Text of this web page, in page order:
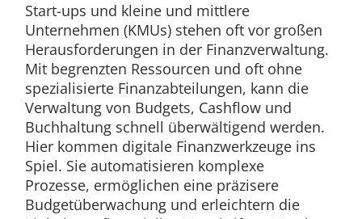
Start-ups und kleine und mittlere
Unternehmen (KMUs) stehen oft vor großen
Herausforderungen in der Finanzverwaltung.
Mit begrenzten Ressourcen und oft ohne
spezialisierte Finanzabteilungen, kann die
Verwaltung von Budgets, Cashflow und
Buchhaltung schnell überwältigend werden.
Hier kommen digitale Finanzwerkzeuge ins
Spiel. Sie automatisieren komplexe
Prozesse, ermöglichen eine präzisere
Budgetüberwachung und erleichtern die